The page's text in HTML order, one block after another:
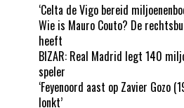
‘Celta de Vigo bereid
Wie is Mauro Couto? De
heeft
BIZAR: Real Madrid legt 140
speler
‘Feyenoord aast op Zavier Gozo
lonkt’